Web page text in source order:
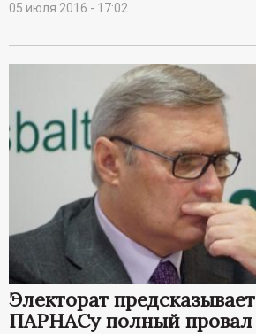
05 июля 2016 - 17:02
Электорат предсказывает
ПАРНАСу полный провал